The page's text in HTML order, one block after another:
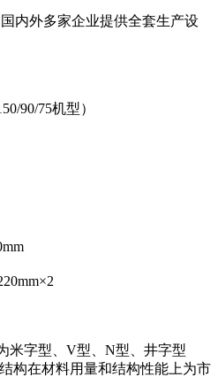
内外多家企业提供全套生产设
90/75机型）
米字型、V型、N型、井字型
构在材料用量和结构性能上为市